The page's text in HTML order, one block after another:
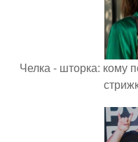
Челка - шторка: кому